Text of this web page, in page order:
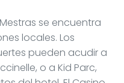
se encuentra
locales. Los
pueden acudir a
o a Kid Parc,